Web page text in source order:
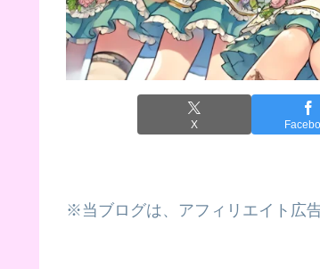
X
※当ブログは、アフィリエイト広